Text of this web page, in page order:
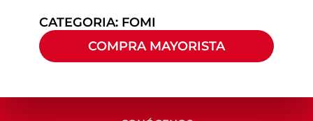
CATEGORIA: FOMI
COMPRA MAYORISTA